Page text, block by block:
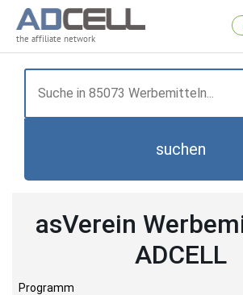
the affiliate network
suchen
asVerein
ADCELL
Programm